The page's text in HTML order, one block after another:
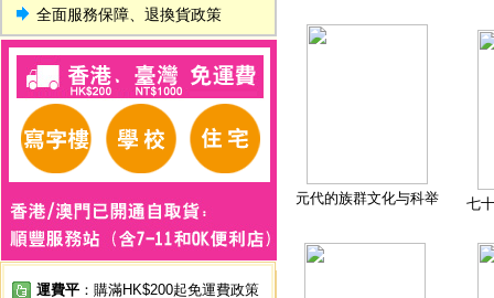
全面服務保障、退換貨政策
運費平 ：購滿HK$200起免運費政策
元代的族群文化与科举 七